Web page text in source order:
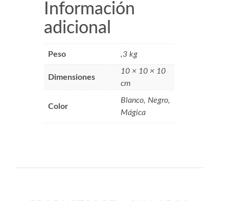
Información
adicional
Peso ,3 kg
Dimensiones
10 × 10 × 10
cm
Color
Blanco, Negro,
Mágica